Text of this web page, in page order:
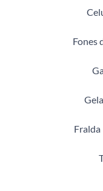
Fones
Fralda